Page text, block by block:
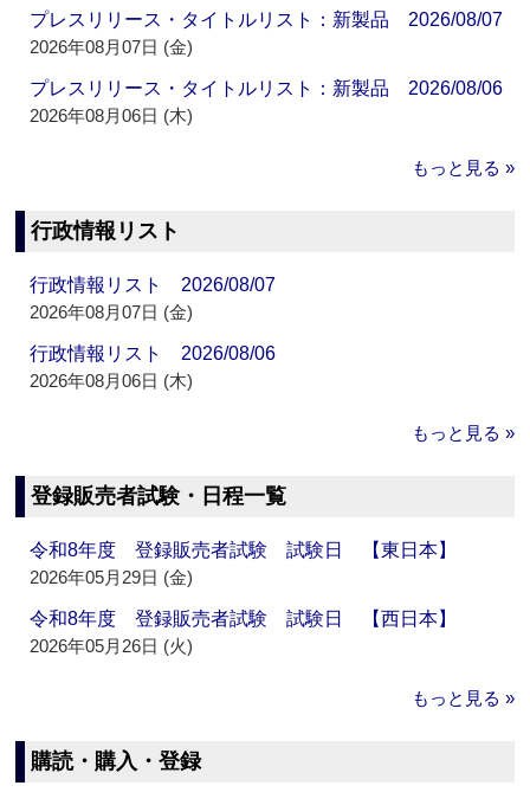
プレスリリース・タイトルリスト：新製品 2026/08/07
2026年08月07日 (金)
プレスリリース・タイトルリスト：新製品 2026/08/06
2026年08月06日 (木)
もっと見る »
行政情報リスト
行政情報リスト 2026/08/07
2026年08月07日 (金)
行政情報リスト 2026/08/06
2026年08月06日 (木)
もっと見る »
登録販売者試験・日程一覧
令和8年度 登録販売者試験 試験日 【東日本】
2026年05月29日 (金)
令和8年度 登録販売者試験 試験日 【西日本】
2026年05月26日 (火)
もっと見る »
購読・購入・登録